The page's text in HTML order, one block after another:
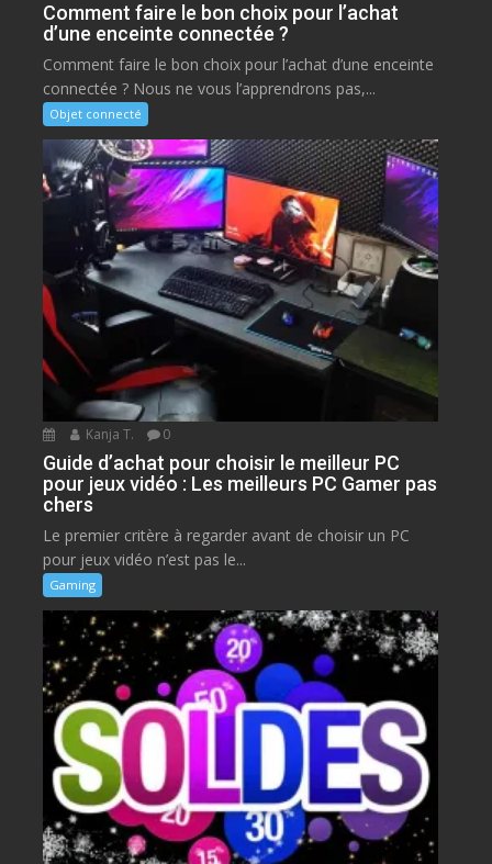
Comment faire le bon choix pour l’achat
d’une enceinte connectée ?
Comment faire le bon choix pour l’achat d’une enceinte
connectée ? Nous ne vous l’apprendrons pas,...
Objet connecté
Kanja T. 0
Guide d’achat pour choisir le meilleur PC
pour jeux vidéo : Les meilleurs PC Gamer pas
chers
Le premier critère à regarder avant de choisir un PC
pour jeux vidéo n’est pas le...
Gaming